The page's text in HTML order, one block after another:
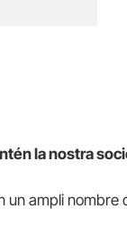
la nostra
un ampli nombre